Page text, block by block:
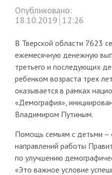
Опубликовано:
18.10.2019 12:26
В Тверской области 7623
ежемесячную денежную
третьего и последующих
ребенком возраста трех
оказывается в рамках
«Демография»,
Владимиром Путиным.
Помощь семьям с детьми –
направлений работы
по улучшению
«Это важное условие